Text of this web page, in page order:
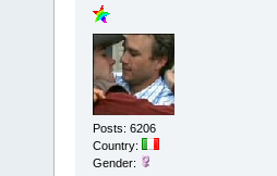
Posts: 6206
Country:
Gender: